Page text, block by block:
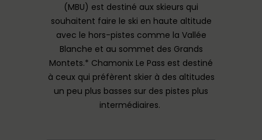
(MBU) est destiné aux skieurs qui
souhaitent faire le ski en haute altitude
avec le hors-pistes comme la Vallée
Blanche et au sommet des Grands
Montets.* Chamonix Le Pass est destiné
à ceux qui préfèrent skier à des altitudes
un peu plus basses sur des pistes plus
intermédiaires.